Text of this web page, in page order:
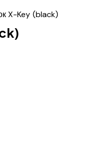
X-Key (black)